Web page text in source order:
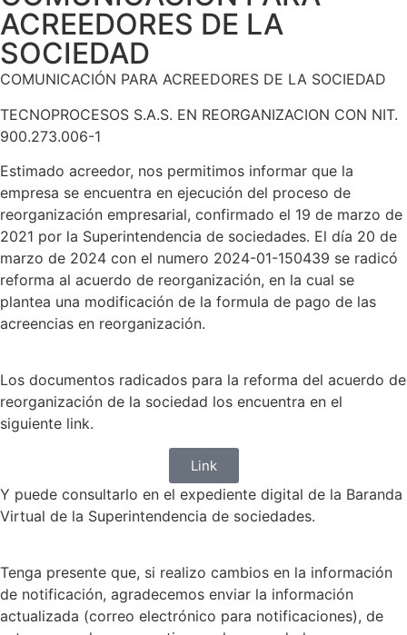
ACREEDORES DE LA
SOCIEDAD
COMUNICACIÓN PARA ACREEDORES DE LA SOCIEDAD
TECNOPROCESOS S.A.S. EN REORGANIZACION CON NIT.
900.273.006-1
Estimado acreedor, nos permitimos informar que la
empresa se encuentra en ejecución del proceso de
reorganización empresarial, confirmado el 19 de marzo de
2021 por la Superintendencia de sociedades. El día 20 de
marzo de 2024 con el numero 2024-01-150439 se radicó
reforma al acuerdo de reorganización, en la cual se
plantea una modificación de la formula de pago de las
acreencias en reorganización.
Los documentos radicados para la reforma del acuerdo de
reorganización de la sociedad los encuentra en el
siguiente link.
Link
Y puede consultarlo en el expediente digital de la Baranda
Virtual de la Superintendencia de sociedades.
Tenga presente que, si realizo cambios en la información
de notificación, agradecemos enviar la información
actualizada (correo electrónico para notificaciones), de